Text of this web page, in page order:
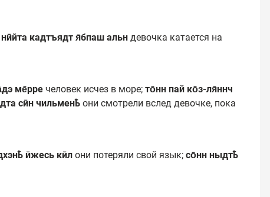
нӣйта кадтъядт я̄бпаш альн девочка катается на
ме̄рре человек исчез в море; то̄нн пай ко̄з-ля̄ннч
сӣн чильменҍ они смотрели вслед девочке, пока
ӣжесь кӣл они потеряли свой язык; со̄нн ныдтҍ